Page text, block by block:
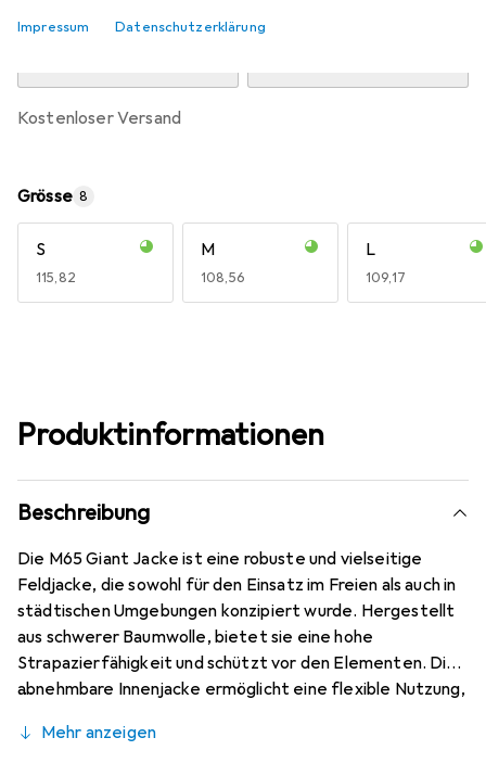
Impressum Datenschutzerklärung
kostenloser Versand
Grösse 8
S
EUR
115,82
M
EUR
108,56
L
EUR
109,17
Produktinformationen
Beschreibung
Die M65 Giant Jacke ist eine robuste und vielseitige
Feldjacke, die sowohl für den Einsatz im Freien als auch in
städtischen Umgebungen konzipiert wurde. Hergestellt
aus schwerer Baumwolle, bietet sie eine hohe
Strapazierfähigkeit und schützt vor den Elementen. Die
abnehmbare Innenjacke ermöglicht eine flexible Nutzung,
getragen werden kann. Mit ihrem professionellen Look
Mehr anzeigen